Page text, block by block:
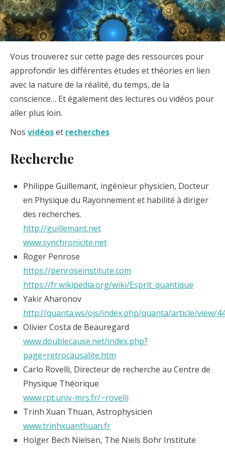
Vous trouverez sur cette page des ressources pour
approfondir les différentes études et théories en lien
avec la nature de la réalité, du temps, de la
conscience… Et également des lectures ou vidéos pour
aller plus loin.
Nos vidéoset recherches
Recherche
Philippe Guillemant, ingénieur physicien, Docteur
en Physique du Rayonnement et habilité à diriger
des recherches.
http://guillemant.net
www.synchronicite.net
Roger Penrose
https://penroseinstitute.com
https://fr.wikipedia.org/wiki/Esprit_quantique
Yakir Aharonov
http://quanta.ws/ojs/index.php/quanta/article/view/
Olivier Costa de Beauregard
www.doublecause.net/index.php?
page=retrocausalite.htm
Carlo Rovelli, Directeur de recherche au Centre de
Physique Théorique
www.cpt.univ-mrs.fr/~rovelli
Trinh Xuan Thuan, Astrophysicien
www.trinhxuanthuan.fr
Holger Bech Nielsen, The Niels Bohr Institute